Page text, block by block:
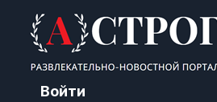
content
Войти